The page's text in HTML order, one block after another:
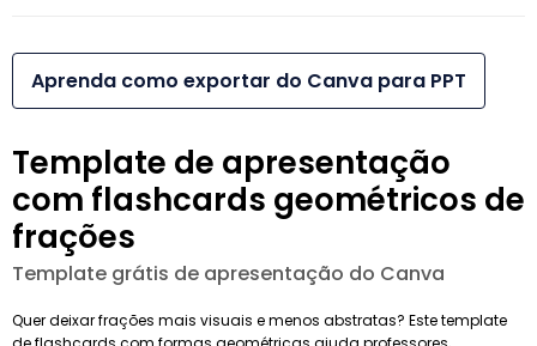
Aprenda como exportar do Canva para PPT
Template de apresentação
com flashcards geométricos de
frações
Template grátis de apresentação do Canva
Quer deixar frações mais visuais e menos abstratas? Este template